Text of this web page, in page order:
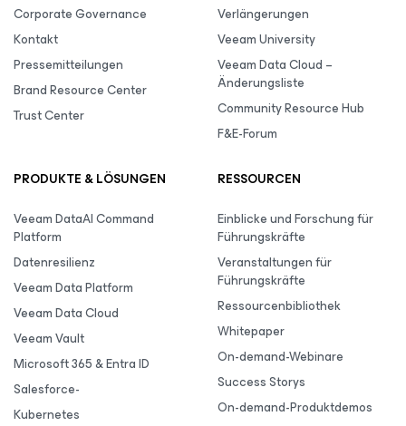
Corporate Governance
Kontakt
Pressemitteilungen
Brand Resource Center
Trust Center
Verlängerungen
Veeam University
Veeam Data Cloud –
Änderungsliste
Community Resource Hub
F&E-Forum
PRODUKTE & LÖSUNGEN
Veeam DataAI Command
Platform
Datenresilienz
Veeam Data Platform
Veeam Data Cloud
Veeam Vault
Microsoft 365 & Entra ID
Salesforce-
Kubernetes
RESSOURCEN
Einblicke und Forschung für
Führungskräfte
Veranstaltungen für
Führungskräfte
Ressourcenbibliothek
Whitepaper
On-demand-Webinare
Success Storys
On-demand-Produktdemos